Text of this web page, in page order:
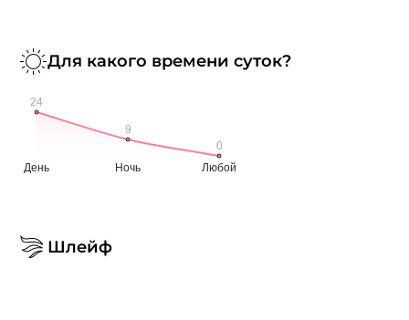
Для какого времени суток?
Шлейф